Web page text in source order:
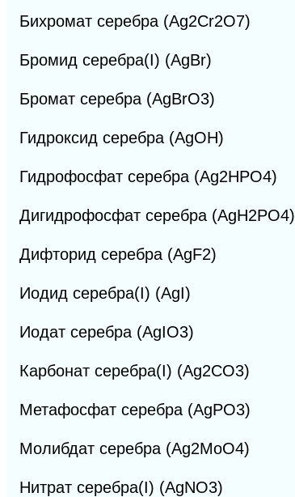
Бихромат серебра (Ag2Cr2O7)
Бромид серебра(I) (AgBr)
Бромат серебра (AgBrO3)
Гидроксид серебра (AgOH)
Гидрофосфат серебра (Ag2HPO4)
Дигидрофосфат серебра (AgH2PO4)
Дифторид серебра (AgF2)
Иодид серебра(I) (AgI)
Иодат серебра (AgIO3)
Карбонат серебра(I) (Ag2CO3)
Метафосфат серебра (AgPO3)
Молибдат серебра (Ag2MoO4)
Нитрат серебра(I) (AgNO3)